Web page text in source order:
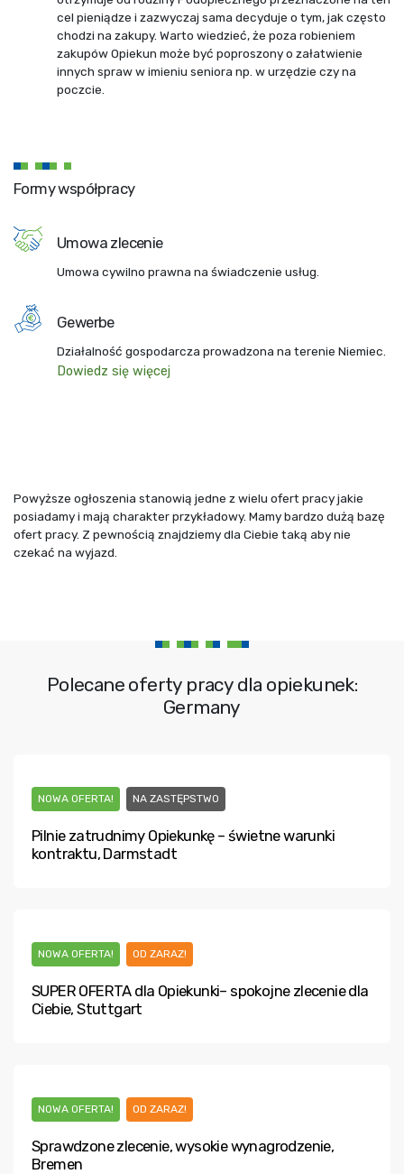
cel pieniądze i zazwyczaj sama decyduje o tym, jak często
chodzi na zakupy. Warto wiedzieć, że poza robieniem
zakupów Opiekun może być poproszony o załatwienie
innych spraw w imieniu seniora np. w urzędzie czy na
poczcie.
Formy współpracy
Umowa zlecenie
Umowa cywilno prawna na świadczenie usług.
Gewerbe
Działalność gospodarcza prowadzona na terenie Niemiec.
Dowiedz się więcej
Powyższe ogłoszenia stanowią jedne z wielu ofert pracy jakie
posiadamy i mają charakter przykładowy. Mamy bardzo dużą bazę
ofert pracy. Z pewnością znajdziemy dla Ciebie taką aby nie
czekać na wyjazd.
Polecane oferty pracy dla opiekunek:
Germany
NOWA OFERTA! NA ZASTĘPSTWO
Pilnie zatrudnimy Opiekunkę – świetne warunki
kontraktu, Darmstadt
NOWA OFERTA! OD ZARAZ!
SUPER OFERTA dla Opiekunki– spokojne zlecenie dla
Ciebie, Stuttgart
NOWA OFERTA! OD ZARAZ!
Sprawdzone zlecenie, wysokie wynagrodzenie,
Bremen